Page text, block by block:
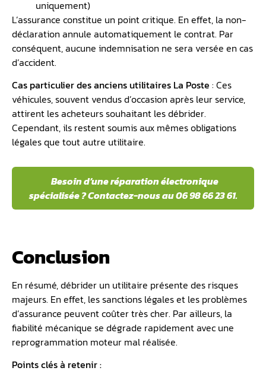
uniquement)
L’assurance constitue un point critique. En effet, la non-
déclaration annule automatiquement le contrat. Par
conséquent, aucune indemnisation ne sera versée en cas
d’accident.
Cas particulier des anciens utilitaires La Poste : Ces
véhicules, souvent vendus d’occasion après leur service,
attirent les acheteurs souhaitant les débrider.
Cependant, ils restent soumis aux mêmes obligations
légales que tout autre utilitaire.
Besoin d’une réparation électronique
spécialisée ? Contactez-nous au 06 98 66 23 61.
Conclusion
En résumé, débrider un utilitaire présente des risques
majeurs. En effet, les sanctions légales et les problèmes
d’assurance peuvent coûter très cher. Par ailleurs, la
fiabilité mécanique se dégrade rapidement avec une
reprogrammation moteur mal réalisée.
Points clés à retenir :